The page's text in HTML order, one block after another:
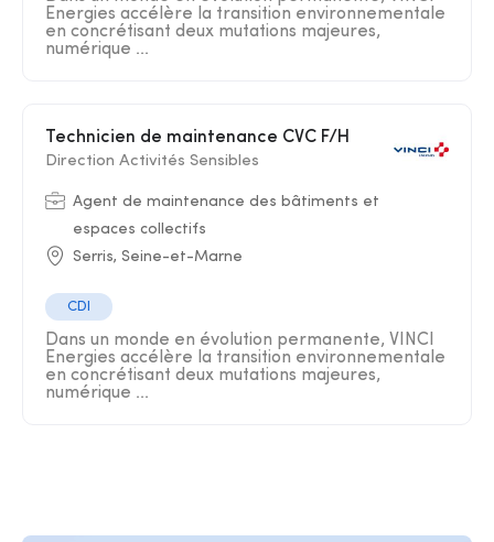
Energies accélère la transition environnementale
en concrétisant deux mutations majeures,
numérique ...
Technicien de maintenance CVC F/H
Direction Activités Sensibles
Agent de maintenance des bâtiments et
espaces collectifs
Serris, Seine-et-Marne
CDI
Dans un monde en évolution permanente, VINCI
Energies accélère la transition environnementale
en concrétisant deux mutations majeures,
numérique ...